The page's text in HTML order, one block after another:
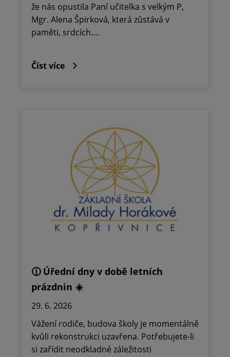
že nás opustila Paní učitelka s velkým P,
Mgr. Alena Špirková, která zůstává v
paměti, srdcích.…
Číst více
🕧 Úřední dny v době letních
prázdnin ☀️
29. 6. 2026
Vážení rodiče, budova školy je momentálně
kvůli rekonstrukci uzavřena. Potřebujete-li
si zařídit neodkladné záležitosti